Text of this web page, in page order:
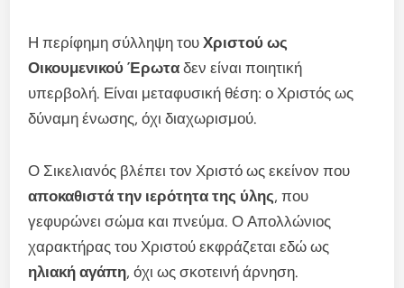
Η περίφημη σύλληψη τουΧριστού ως
Οικουμενικού Έρωτα δεν είναι ποιητική
υπερβολή. Είναι μεταφυσική θέση: ο Χριστός ως
δύναμη ένωσης, όχι διαχωρισμού.
Ο Σικελιανός βλέπει τον Χριστό ως εκείνον που
αποκαθιστά την ιερότητα της ύλης, που
γεφυρώνει σώμα και πνεύμα. Ο Απολλώνιος
χαρακτήρας του Χριστού εκφράζεται εδώ ως
ηλιακή αγάπη, όχι ως σκοτεινή άρνηση.